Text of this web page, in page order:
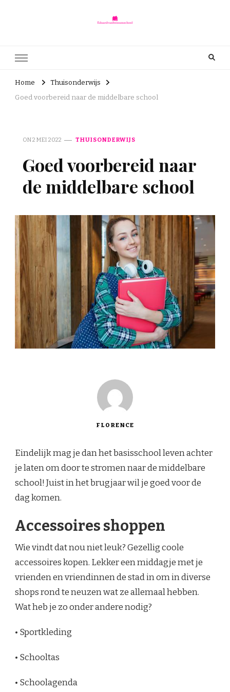
Home
Thuisonderwijs
Goed voorbereid naar de middelbare school
ON2 MEI 2022 THUISONDERWIJS
Goed voorbereid naar
de middelbare school
FLORENCE
Eindelijk mag je dan het basisschool leven achter
je laten om door te stromen naar de middelbare
school! Juist in het brugjaar wil je goed voor de
dag komen.
Accessoires shoppen
Wie vindt dat nou niet leuk? Gezellig coole
accessoires kopen. Lekker een middagje met je
vrienden en vriendinnen de stad in om in diverse
shops rond te neuzen wat ze allemaal hebben.
Wat heb je zo onder andere nodig?
• Sportkleding
• Schooltas
• Schoolagenda